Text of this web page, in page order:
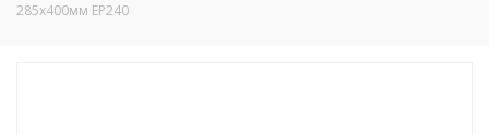
285x400мм EP240